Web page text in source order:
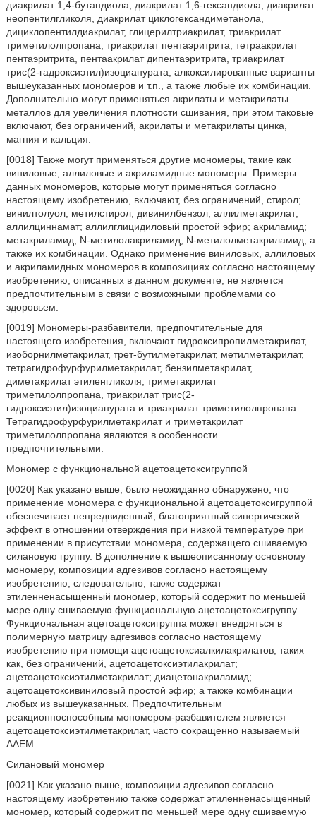
диакрилат 1,4-бутандиола, диакрилат 1,6-гександиола, диакрилат
неопентилгликоля, диакрилат циклогександиметанола,
дициклопентилдиакрилат, глицерилтриакрилат, триакрилат
триметилолпропана, триакрилат пентаэритрита, тетраакрилат
пентаэритрита, пентаакрилат дипентаэритрита, триакрилат
трис(2-гадроксиэтил)изоцианурата, алкоксилированные варианты
вышеуказанных мономеров и т.п., а также любые их комбинации.
Дополнительно могут применяться акрилаты и метакрилаты
металлов для увеличения плотности сшивания, при этом таковые
включают, без ограничений, акрилаты и метакрилаты цинка,
магния и кальция.
[0018] Также могут применяться другие мономеры, такие как
виниловые, аллиловые и акриламидные мономеры. Примеры
данных мономеров, которые могут применяться согласно
настоящему изобретению, включают, без ограничений, стирол;
винилтолуол; метилстирол; дивинилбензол; аллилметакрилат;
аллилциннамат; аллилглицидиловый простой эфир; акриламид;
метакриламид; N-метилолакриламид; N-метилолметакриламид; а
также их комбинации. Однако применение виниловых, аллиловых
и акриламидных мономеров в композициях согласно настоящему
изобретению, описанных в данном документе, не является
предпочтительным в связи с возможными проблемами со
здоровьем.
[0019] Мономеры-разбавители, предпочтительные для
настоящего изобретения, включают гидроксипропилметакрилат,
изоборнилметакрилат, трет-бутилметакрилат, метилметакрилат,
тетрагидрофурфурилметакрилат, бензилметакрилат,
диметакрилат этиленгликоля, триметакрилат
триметилолпропана, триакрилат трис(2-
гидроксиэтил)изоцианурата и триакрилат триметилолпропана.
Тетрагидрофурфурилметакрилат и триметакрилат
триметилолпропана являются в особенности
предпочтительными.
Мономер с функциональной ацетоацетоксигруппой
[0020] Как указано выше, было неожиданно обнаружено, что
применение мономера с функциональной ацетоацетоксигруппой
обеспечивает непредвиденный, благоприятный синергический
эффект в отношении отверждения при низкой температуре при
применении в присутствии мономера, содержащего сшиваемую
силановую группу. В дополнение к вышеописанному основному
мономеру, композиции адгезивов согласно настоящему
изобретению, следовательно, также содержат
этиленненасыщенный мономер, который содержит по меньшей
мере одну сшиваемую функциональную ацетоацетоксигруппу.
Функциональная ацетоацетоксигруппа может внедряться в
полимерную матрицу адгезивов согласно настоящему
изобретению при помощи ацетоацетоксиалкилакрилатов, таких
как, без ограничений, ацетоацетоксиэтилакрилат;
ацетоацетоксиэтилметакрилат; диацетонакриламид;
ацетоацетоксивиниловый простой эфир; а также комбинации
любых из вышеуказанных. Предпочтительным
реакционноспособным мономером-разбавителем является
ацетоацетоксиэтилметакрилат, часто сокращенно называемый
AAEM.
Силановый мономер
[0021] Как указано выше, композиции адгезивов согласно
настоящему изобретению также содержат этиленненасыщенный
мономер, который содержит по меньшей мере одну сшиваемую